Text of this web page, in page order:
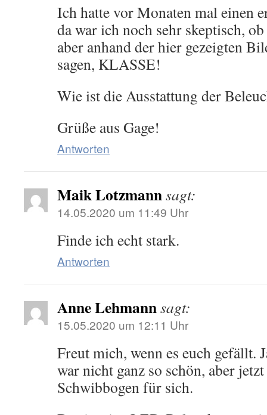
Ich hatte vor Monaten mal einen
da war ich noch sehr skeptisch,
aber anhand der hier gezeigten
sagen, KLASSE!
Wie ist die Ausstattung der
Grüße aus Gage!
Antworten
Maik Lotzmannsagt:
14.05.2020 um 11:49 Uhr
Finde ich echt stark.
Antworten
Anne Lehmannsagt:
15.05.2020 um 12:11 Uhr
Freut mich, wenn es euch gefällt.
war nicht ganz so schön, aber
Schwibbogen für sich.